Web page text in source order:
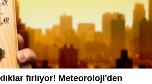
fırlıyor! Meteoroloji'den